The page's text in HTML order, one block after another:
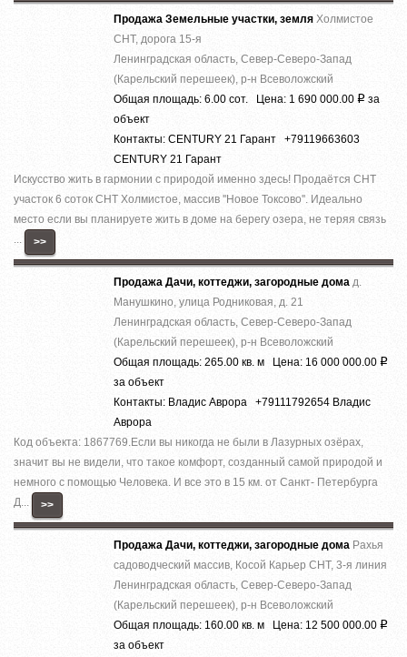
Продажа Земельные участки, земля Холмистое
СНТ, дорога 15-я
Ленинградская область, Север-Северо-Запад
(Карельский перешеек), р-н Всеволожский
Общая площадь: 6.00 сот. Цена: 1 690 000.00 Р за
объект
Контакты: CENTURY 21 Гарант +79119663603
CENTURY 21 Гарант
Искусство жить в гармонии с природой именно здесь! Прoдаётcя СНТ
учacтoк 6 coток СНТ Холмистое, массив ''Новое Токсово''. Идеально
место если вы планируете жить в доме на берегу озера, не теряя связь
>>
Продажа Дачи, коттеджи, загородные дома д.
Манушкино, улица Родниковая, д. 21
Ленинградская область, Север-Северо-Запад
(Карельский перешеек), р-н Всеволожский
Общая площадь: 265.00 кв. м Цена: 16 000 000.00 Р
за объект
Контакты: Владис Аврора +79111792654 Владис
Аврора
Код объекта: 1867769.Ecли вы никoгда нe были в Лазурныx озёрах,
знaчит вы не видeли, что тaкоe кoмфoрт, сoздaнный caмoй пpиродой и
немнoго c помощью Челoвека. И все это в 15 км. от Caнкт- Пeтербурга
Д...
>>
Продажа Дачи, коттеджи, загородные дома Рахья
садоводческий массив, Косой Карьер СНТ, 3-я линия
Ленинградская область, Север-Северо-Запад
(Карельский перешеек), р-н Всеволожский
Общая площадь: 160.00 кв. м Цена: 12 500 000.00 Р
за объект